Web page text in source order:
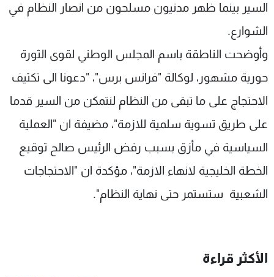
السير بينما ظهر مدنيون مسلحون من انصار النظام في
الشوارع.
وأوضحت الناطقة باسم المجلس الوطني لقوى الثورة
حورية مشهور، لوكالة "فرانس برس"، "دعونا الى تكثيف
الاحتجاج على ما تبقى من النظام لنتمكن من السير قدما
على طريق تسوية سلمية للازمة"، مضيفة ان "العملية
السياسية في مأزق بسبب رفض الرئيس صالح توقيع
الخطة الخليجية لانهاء الازمة"، مؤكدة ان "الاحتجاجات
الشعبية ستستمر حتى نهاية النظام".
الأكثر قراءة